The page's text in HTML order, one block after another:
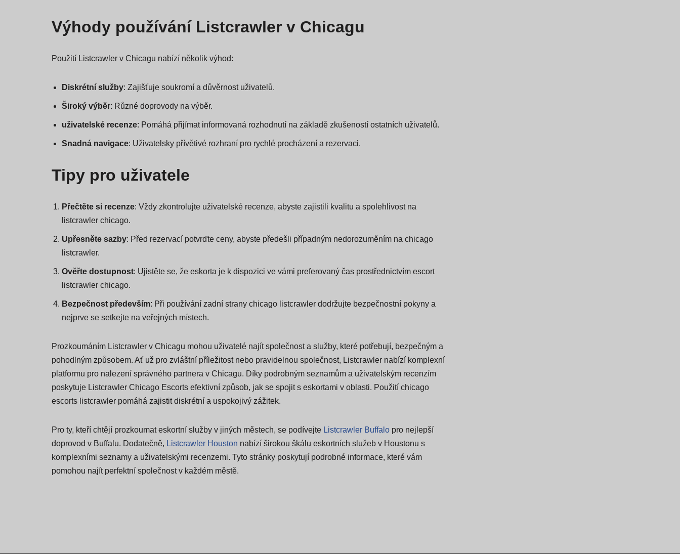
Výhody používání Listcrawler v Chicagu
Použití Listcrawler v Chicagu nabízí několik výhod:
Diskrétní služby: Zajišťuje soukromí a důvěrnost uživatelů.
Široký výběr: Různé doprovody na výběr.
uživatelské recenze: Pomáhá přijímat informovaná rozhodnutí na základě zkušeností ostatních uživatelů.
Snadná navigace: Uživatelsky přívětivé rozhraní pro rychlé procházení a rezervaci.
Tipy pro uživatele
Přečtěte si recenze: Vždy zkontrolujte uživatelské recenze, abyste zajistili kvalitu a spolehlivost na
listcrawler chicago.
Upřesněte sazby: Před rezervací potvrďte ceny, abyste předešli případným nedorozuměním na chicago
listcrawler.
Ověřte dostupnost: Ujistěte se, že eskorta je k dispozici ve vámi preferovaný čas prostřednictvím escort
listcrawler chicago.
Bezpečnost především: Při používání zadní strany chicago listcrawler dodržujte bezpečnostní pokyny a
nejprve se setkejte na veřejných místech.
Prozkoumáním Listcrawler v Chicagu mohou uživatelé najít společnost a služby, které potřebují, bezpečným a
pohodlným způsobem. Ať už pro zvláštní příležitost nebo pravidelnou společnost, Listcrawler nabízí komplexní
platformu pro nalezení správného partnera v Chicagu. Díky podrobným seznamům a uživatelským recenzím
poskytuje Listcrawler Chicago Escorts efektivní způsob, jak se spojit s eskortami v oblasti. Použití chicago
escorts listcrawler pomáhá zajistit diskrétní a uspokojivý zážitek.
Pro ty, kteří chtějí prozkoumat eskortní služby v jiných městech, se podívejte Listcrawler Buffalo pro nejlepší
doprovod v Buffalu. Dodatečně, Listcrawler Houston nabízí širokou škálu eskortních služeb v Houstonu s
komplexními seznamy a uživatelskými recenzemi. Tyto stránky poskytují podrobné informace, které vám
pomohou najít perfektní společnost v každém městě.